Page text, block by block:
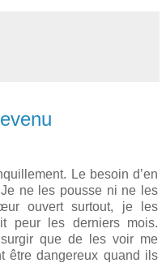
Le besoin d’en
ne les pousse ni ne les
ouvert surtout, je les
peur les derniers mois.
que de les voir me
être dangereux quand ils